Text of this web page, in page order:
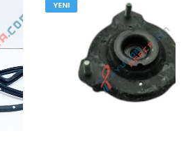
YENI